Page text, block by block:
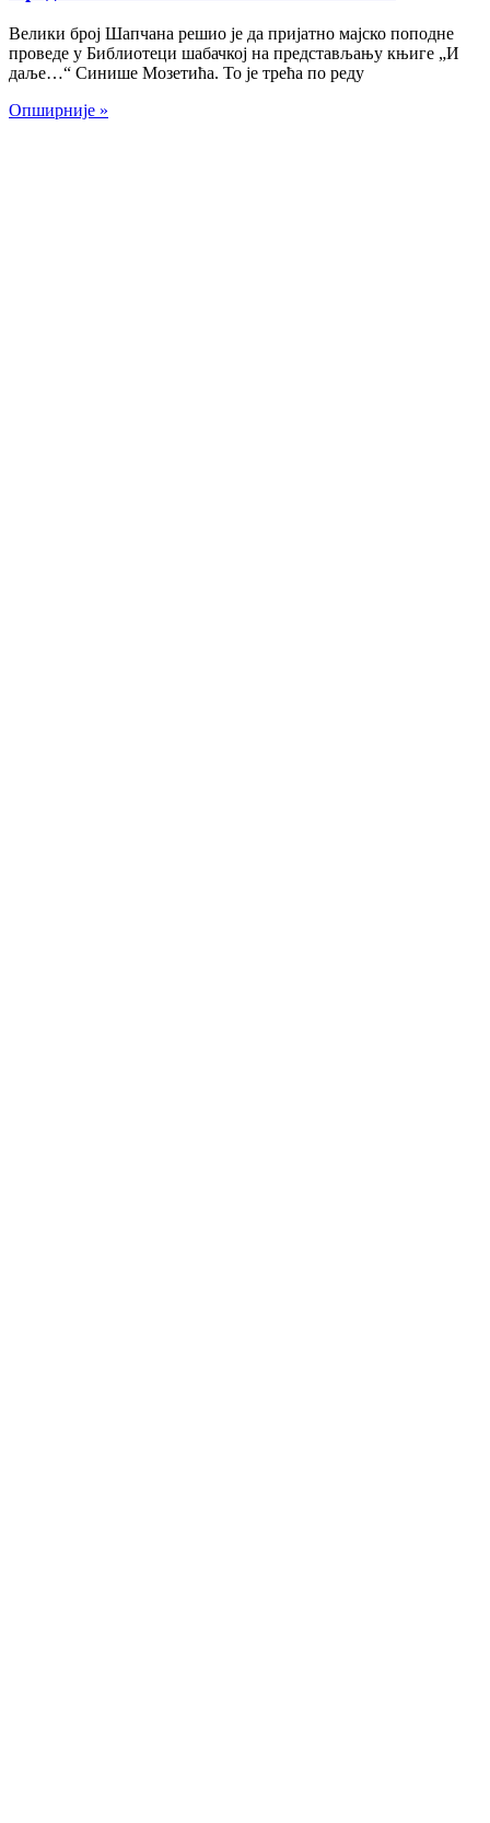
Велики број Шапчана решио је да пријатно мајско поподне
проведе у Библиотеци шабачкој на представљању књиге „И
даље…“ Синише Мозетића. То је трећа по реду
Опширније »